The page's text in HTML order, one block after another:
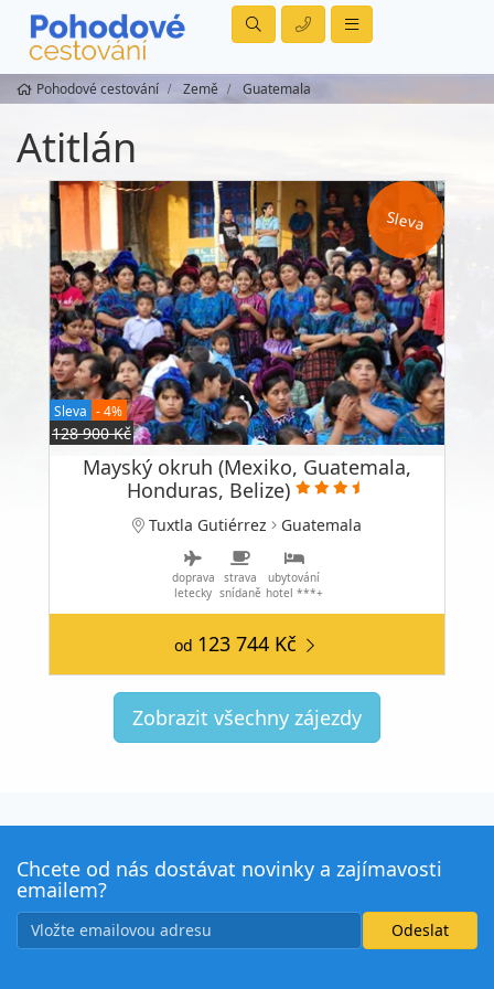
Pohodové cestování Země Guatemala
Atitlán
Sleva
Sleva - 4%
128 900 Kč
Mayský okruh (Mexiko, Guatemala,
Honduras, Belize)
Tuxtla Gutiérrez Guatemala
doprava
letecky
strava
snídaně
ubytování
hotel ***+
od 123 744 Kč
Zobrazit všechny zájezdy
Chcete od nás dostávat novinky a zajímavosti
emailem?